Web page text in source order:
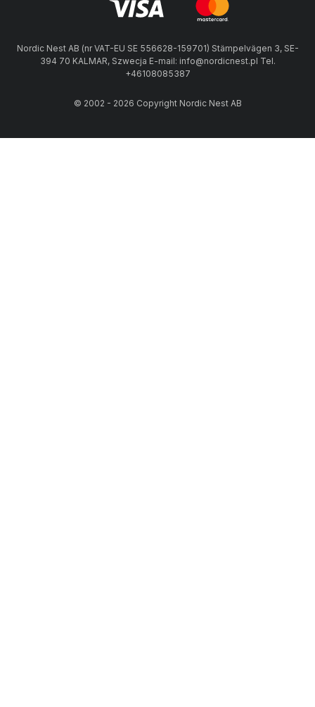
Nordic Nest AB (nr VAT-EU SE 556628-159701) Stämpelvägen 3, SE-
394 70 KALMAR, Szwecja E-mail: info@nordicnest.pl Tel.
+46108085387
© 2002 - 2026 Copyright Nordic Nest AB